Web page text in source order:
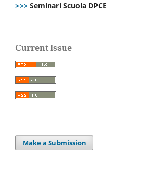
>>> Seminari Scuola DPCE
Current Issue
Make a Submission